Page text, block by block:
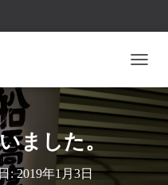
ビ
ゲ
ー
シ
ョ
ン
ました。
:2019年1月3日